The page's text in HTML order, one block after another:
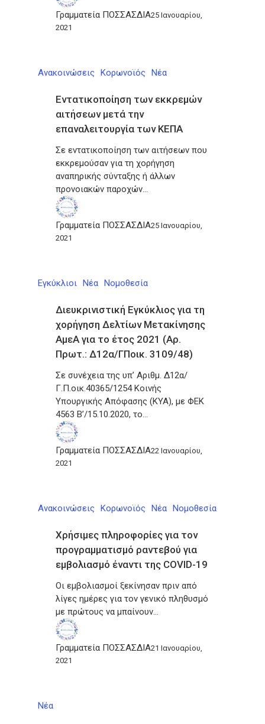
Γραμματεία ΠΟΣΣΑΣΔΙΑ25 Ιανουαρίου,
2021
Ανακοινώσεις Κορωνοϊός Νέα
Εντατικοποίηση των εκκρεμών
αιτήσεων μετά την
επαναλειτουργία των ΚΕΠΑ
Σε εντατικοποίηση των αιτήσεων που
εκκρεμούσαν για τη χορήγηση
αναπηρικής σύνταξης ή άλλων
προνοιακών παροχών…
Γραμματεία ΠΟΣΣΑΣΔΙΑ25 Ιανουαρίου,
2021
Εγκύκλιοι Νέα Νομοθεσία
Διευκρινιστική Εγκύκλιος για τη
χορήγηση Δελτίων Μετακίνησης
ΑμεΑ για το έτος 2021 (Αρ.
Πρωτ.: Δ12α/ΓΠοικ. 3109/48)
Σε συνέχεια της υπ’ Αριθμ. Δ12α/
Γ.Π.οικ.40365/1254 Κοινής
Υπουργικής Απόφασης (ΚΥΑ), με ΦΕΚ
4563 Β’/15.10.2020, το…
Γραμματεία ΠΟΣΣΑΣΔΙΑ22 Ιανουαρίου,
2021
Ανακοινώσεις Κορωνοϊός Νέα Νομοθεσία
Χρήσιμες πληροφορίες για τον
προγραμματισμό ραντεβού για
εμβολιασμό έναντι της COVID-19
Οι εμβολιασμοί ξεκίνησαν πριν από
λίγες ημέρες για τον γενικό πληθυσμό
με πρώτους να μπαίνουν…
Γραμματεία ΠΟΣΣΑΣΔΙΑ21 Ιανουαρίου,
2021
Νέα